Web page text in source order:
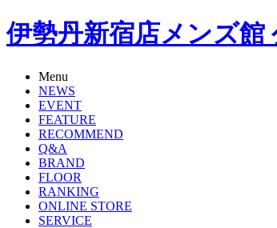
伊勢丹新宿店メンズ館
Menu
NEWS
EVENT
FEATURE
RECOMMEND
Q&A
BRAND
FLOOR
RANKING
ONLINE STORE
SERVICE